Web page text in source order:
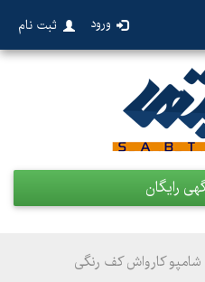
ورود ثبت نام
رایگان
شامپو کارواش کف رنگی